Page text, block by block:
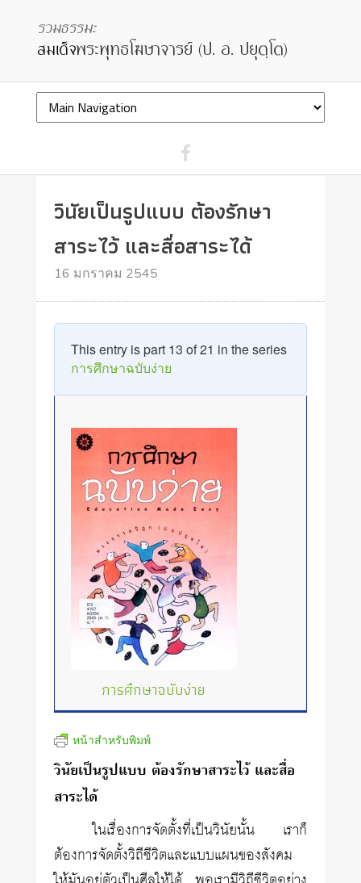
วินัยเป็นรูปแบบ ต้องรักษา
สาระไว้ และสื่อสาระได้
16 มกราคม 2545
This entry is part 13 of 21 in the series
การศึกษาฉบับง่าย
การศึกษาฉบับง่าย
หน้าสำหรับพิมพ์
วินัยเป็นรูปแบบ ต้องรักษาสาระไว้ และสื่อ
สาระได้
ในเรื่องการจัดตั้งที่เป็นวินัยนั้น เราก็
ต้องการจัดตั้งวิถีชีวิตและแบบแผนของสังคม